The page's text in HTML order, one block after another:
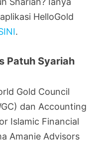
HelloGold
.
Patuh Syariah
Gold Council
dan Accounting
Islamic Financial
Amanie Advisors